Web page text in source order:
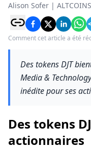
Alison Sofer | ALTCOINS
Comment cet article a été
Des tokens DJT
Media &
inédite pour ses
Des tokens
actionnaires